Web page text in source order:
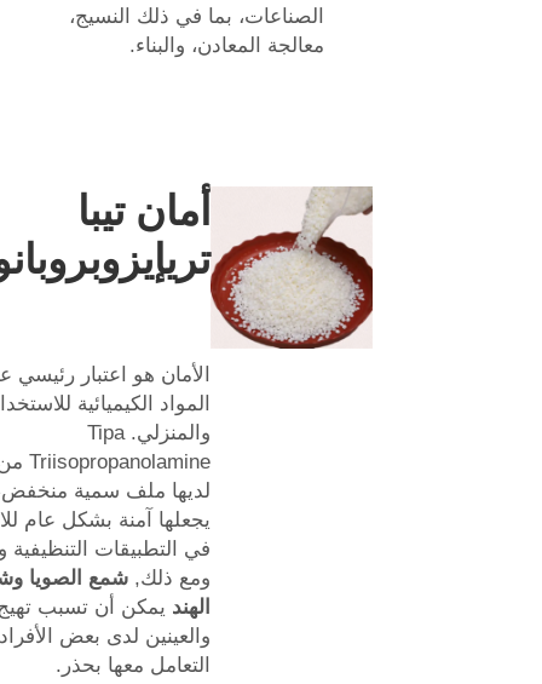
الصناعات، بما في ذلك النسيج،
معالجة المعادن، والبناء.
أمان تيبا
الأمان هو اعتبار رئيسي
المواد الكيميائية
والمنزلي. Tipa
لديها ملف سمية
يجعلها آمنة بشكل عام
في التطبيقات التنظيفية
ومع ذلك, شمع الصويا
الهند يمكن أن تسبب
والعينين لدى بعض
التعامل معها بحذر.